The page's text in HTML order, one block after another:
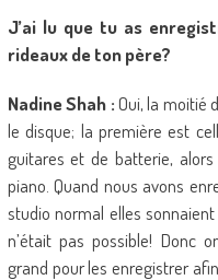
J’ai lu que tu as
rideaux de ton père?
Nadine Shah :Oui, la moitié
le disque; la première est
guitares et de batterie,
piano. Quand nous avons
studio normal elles
n’était pas possible! Donc
grand pour les enregistrer